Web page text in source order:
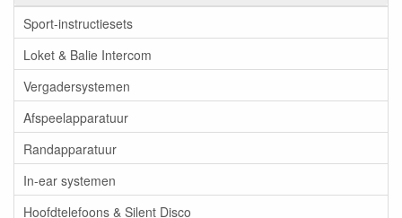
Sport-instructiesets
Loket & Balie Intercom
Vergadersystemen
Afspeelapparatuur
Randapparatuur
In-ear systemen
Hoofdtelefoons & Silent Disco